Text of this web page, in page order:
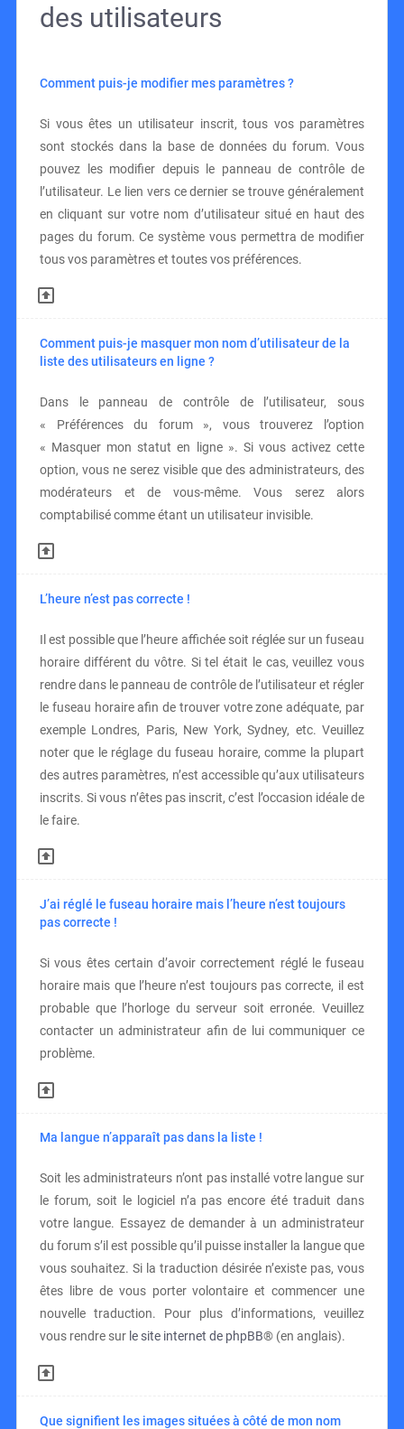
des utilisateurs
Comment puis-je modifier mes paramètres ?
Si vous êtes un utilisateur inscrit, tous vos paramètres
sont stockés dans la base de données du forum. Vous
pouvez les modifier depuis le panneau de contrôle de
l’utilisateur. Le lien vers ce dernier se trouve généralement
en cliquant sur votre nom d’utilisateur situé en haut des
pages du forum. Ce système vous permettra de modifier
tous vos paramètres et toutes vos préférences.
Comment puis-je masquer mon nom d’utilisateur de la
liste des utilisateurs en ligne ?
Dans le panneau de contrôle de l’utilisateur, sous
« Préférences du forum », vous trouverez l’option
« Masquer mon statut en ligne ». Si vous activez cette
option, vous ne serez visible que des administrateurs, des
modérateurs et de vous-même. Vous serez alors
comptabilisé comme étant un utilisateur invisible.
L’heure n’est pas correcte !
Il est possible que l’heure affichée soit réglée sur un fuseau
horaire différent du vôtre. Si tel était le cas, veuillez vous
rendre dans le panneau de contrôle de l’utilisateur et régler
le fuseau horaire afin de trouver votre zone adéquate, par
exemple Londres, Paris, New York, Sydney, etc. Veuillez
noter que le réglage du fuseau horaire, comme la plupart
des autres paramètres, n’est accessible qu’aux utilisateurs
inscrits. Si vous n’êtes pas inscrit, c’est l’occasion idéale de
le faire.
J’ai réglé le fuseau horaire mais l’heure n’est toujours
pas correcte !
Si vous êtes certain d’avoir correctement réglé le fuseau
horaire mais que l’heure n’est toujours pas correcte, il est
probable que l’horloge du serveur soit erronée. Veuillez
contacter un administrateur afin de lui communiquer ce
problème.
Ma langue n’apparaît pas dans la liste !
Soit les administrateurs n’ont pas installé votre langue sur
le forum, soit le logiciel n’a pas encore été traduit dans
votre langue. Essayez de demander à un administrateur
du forum s’il est possible qu’il puisse installer la langue que
vous souhaitez. Si la traduction désirée n’existe pas, vous
êtes libre de vous porter volontaire et commencer une
nouvelle traduction. Pour plus d’informations, veuillez
vous rendre sur le site internet de phpBB® (en anglais).
Que signifient les images situées à côté de mon nom